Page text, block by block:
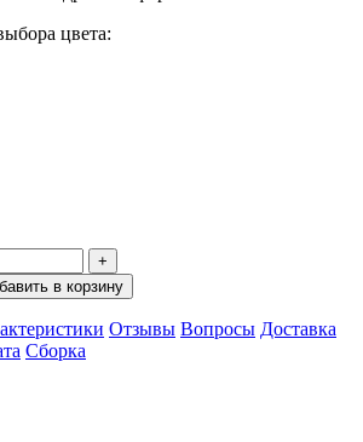
цвета:
+
в корзину
Отзывы Вопросы Доставка
Сборка